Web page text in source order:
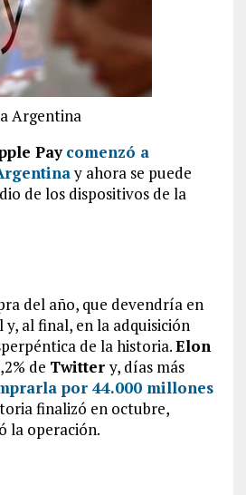
Argentina
Pay comenzó a
y ahora se puede
de los dispositivos de la
del año, que devendría en
al final, en la adquisición
de la historia.Elon
de Twittery, días más
por 44.000 millones
finalizó en octubre,
la operación.